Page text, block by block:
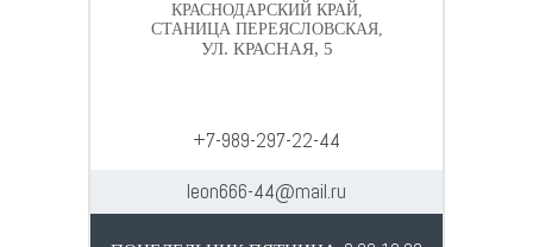
КРАСНОДАРСКИЙ КРАЙ,
СТАНИЦА ПЕРЕЯСЛОВСКАЯ,
УЛ. КРАСНАЯ, 5
+7-989-297-22-44
leon666-44@mail.ru